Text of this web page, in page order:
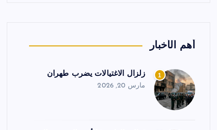
أهم الأخبار
1 زلزال الاغتيالات يضرب طهران
مارس 20, 2026